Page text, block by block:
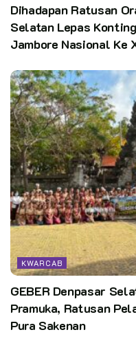
Dihadapan Ratusan
Selatan Lepas
Jambore Nasional Ke
KWARCAB
GEBER Denpasar
Pramuka, Ratusan
Pura Sakenan